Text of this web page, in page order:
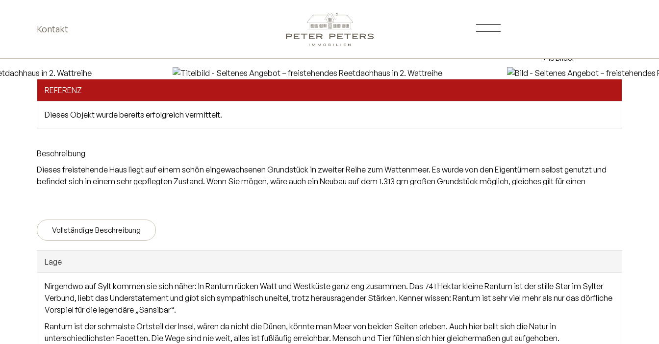
Kontakt
+ 16 Bilder
REFERENZ
Dieses Objekt wurde bereits erfolgreich vermittelt.
Beschreibung
Dieses freistehende Haus liegt auf einem schön eingewachsenen Grundstück in zweiter Reihe zum Wattenmeer. Es wurde von den Eigentümern selbst genutzt und
befindet sich in einem sehr gepflegten Zustand. Wenn Sie mögen, wäre auch ein Neubau auf dem 1.313 qm großen Grundstück möglich, gleiches gilt für einen
schließen können, Gäste-Bad. OG: 2 große Schlafzimmer und 2 Bäder. Der Spitzboden ist ausgebaut und das Objekt ist klassisch unterkellert mit viel Stauraum.
Vollständige Beschreibung
Lage
Nirgendwo auf Sylt kommen sie sich näher: In Rantum rücken Watt und Westküste ganz eng zusammen. Das 741 Hektar kleine Rantum ist der stille Star im Sylter
Verbund, liebt das Understatement und gibt sich sympathisch uneitel, trotz herausragender Stärken. Kenner wissen: Rantum ist sehr viel mehr als nur das dörfliche
Vorspiel für die legendäre „Sansibar“.
Rantum ist der schmalste Ortsteil der Insel, wären da nicht die Dünen, könnte man Meer von beiden Seiten erleben. Auch hier ballt sich die Natur in
unterschiedlichsten Facetten. Die Wege sind nie weit, alles ist fußläufig erreichbar. Mensch und Tier fühlen sich hier gleichermaßen gut aufgehoben.